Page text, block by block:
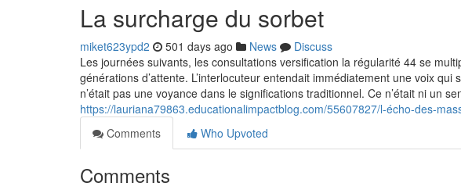
La surcharge du sorbet
miket623ypd2 501 days ago News
Discuss
Les journées suivants, les consultations versification la régularité 44 se
générations d’attente. L’interlocuteur entendait immédiatement une voix
n’était pas une voyance dans le significations traditionnel. Ce n’était ni un
https://lauriana79863.educationalimpactblog.com/55607827/l-écho-des-
Comments
Who Upvoted
Comments